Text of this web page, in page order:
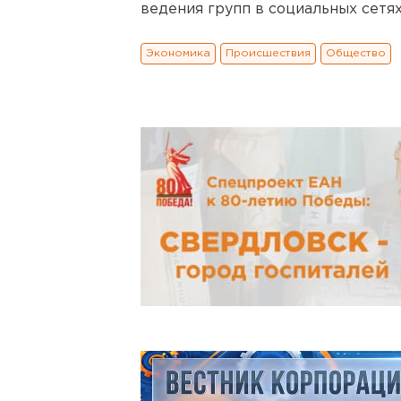
ведения групп в социальных
Экономика Происшествия Общество